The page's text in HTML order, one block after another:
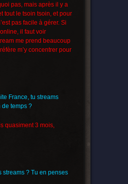
pas, mais après il y a
tout le tsoin tsoin, et pour
pas facile à gérer. Si
il faut voir
me prend beaucoup
m’y concentrer pour
France, tu streams
temps ?
quasiment 3 mois,
streams ? Tu en penses